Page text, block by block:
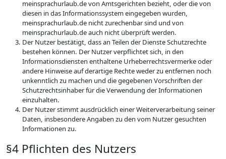
meinsprachurlaub.de von Amtsgerichten bezieht, oder die von
diesen in das Informationssystem eingegeben wurden,
meinsprachurlaub.de nicht zurechenbar sind und von
meinsprachurlaub.de auch nicht überprüft werden.
Der Nutzer bestätigt, dass an Teilen der Dienste Schutzrechte
bestehen können. Der Nutzer verpflichtet sich, in den
Informationsdiensten enthaltene Urheberrechtsvermerke oder
andere Hinweise auf derartige Rechte weder zu entfernen noch
unkenntlich zu machen und die gegebenen Vorschriften der
Schutzrechtsinhaber für die Verwendung der Informationen
einzuhalten.
Der Nutzer stimmt ausdrücklich einer Weiterverarbeitung seiner
Daten, insbesondere Angaben zu den vom Nutzer gesuchten
Informationen zu.
§4 Pflichten des Nutzers